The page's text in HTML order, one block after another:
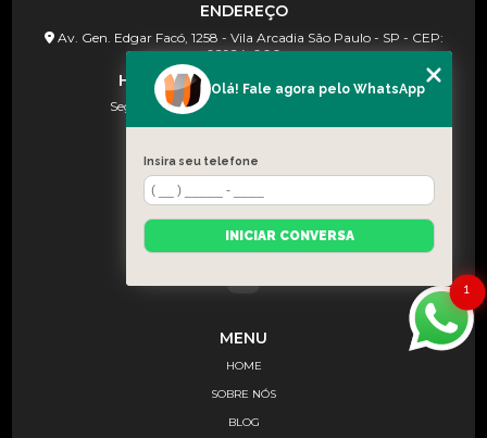
ENDEREÇO
Av. Gen. Edgar Facó, 1258 - Vila Arcadia São Paulo - SP - CEP:
02924-000
HORÁRIO DE FUNCIONAMENTO
Seg à Sex (08h às 18h) e Sab (08:30–13:00)
CONTATOS
(11) 91367-2222
(11) 91367-2222
contato@wscfilm.com.br
MENU
HOME
SOBRE NÓS
BLOG
1
Olá! Fale agora pelo WhatsApp
Insira seu telefone
INICIAR CONVERSA